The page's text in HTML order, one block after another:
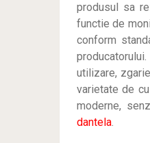
produsul sa
functie de
conform
utilizare,
varietate de
moderne,
dantela.